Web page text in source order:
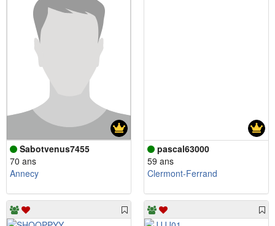
Sabotvenus7455
70 ans
Annecy
pascal63000
59 ans
Clermont-Ferrand